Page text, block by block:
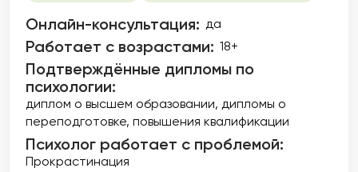
Онлайн-консультация: да
Работает с возрастами: 18+
Подтверждённые дипломы по
психологии:
диплом о высшем образовании дипломы о
переподготовке повышения квалификации
Психолог работает с проблемой:
Прокрастинация